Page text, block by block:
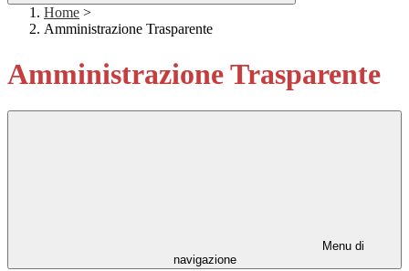
Home >
Amministrazione Trasparente
Amministrazione Trasparente
Menu di
navigazione